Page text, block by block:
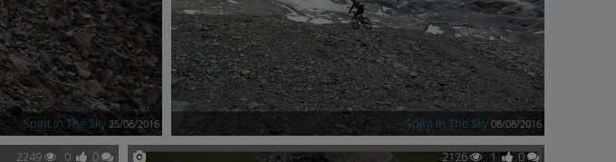
Spirit In The Sky 25/08/2016 Spirit In The Sky 08/08/2016
2249 0 0 2126 1 0